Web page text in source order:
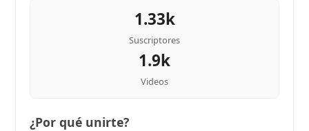
1.33k
Suscriptores
1.9k
Videos
¿Por qué unirte?